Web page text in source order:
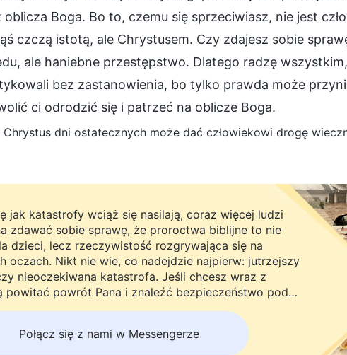
oblicza Boga. Bo to, czemu się sprzeciwiasz, nie jest
czczą istotą, ale Chrystusem. Czy zdajesz sobie
ale haniebne przestępstwo. Dlatego radzę
bez zastanowienia, bo tylko prawda może
ci odrodzić się i patrzeć na oblicze Boga.
Chrystus dni ostatecznych może dać człowiekowi drogę
jak katastrofy wciąż się nasilają, coraz więcej ludzi
zdawać sobie sprawę, że proroctwa biblijne to nie
dzieci, lecz rzeczywistość rozgrywająca się na
oczach. Nikt nie wie, co nadejdzie najpierw: jutrzejszy
nieoczekiwana katastrofa. Jeśli chcesz wraz z
powitać powrót Pana i znaleźć bezpieczeństwo pod
kliknij WhatsAppa lub Messengera, aby dołączyć
grupy studyjnej. Nie odkładaj tego do jutra.
Połącz się z nami w Messengerze